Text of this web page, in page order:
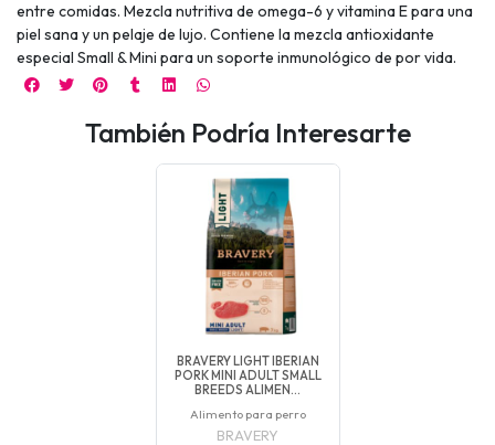
entre comidas. Mezcla nutritiva de omega-6 y vitamina E para una
piel sana y un pelaje de lujo. Contiene la mezcla antioxidante
especial Small & Mini para un soporte inmunológico de por vida.
También Podría Interesarte
BRAVERY LIGHT IBERIAN
PORK MINI ADULT SMALL
BREEDS ALIMEN...
Alimento para perro
BRAVERY